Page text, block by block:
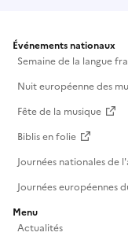
Événements nationaux
Semaine de la langue
Nuit européenne des
Fête de la musique
Biblis en folie
Journées nationales de
Journées européennes
Menu
Actualités